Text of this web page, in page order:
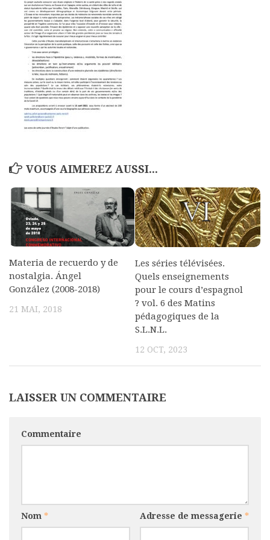
Polifonia
Concours
Programmes
Rapports
Agrégation et Capes
CPGE
Minutes de Fred
Vous abonner / commander un numéro
Vous abonner
Commander un numéro PDF
Commander un numéro papier
VOUS AIMEREZ AUSSI...
Materia de recuerdo y de
nostalgia. Ángel
González (2008-2018)
21 MAI, 2018
Les séries télévisées.
Quels enseignements
pour le cours d’espagnol
? vol. 6 des Matins
pédagogiques de la
S.L.N.L.
12 OCT, 2023
LAISSER UN COMMENTAIRE
Commentaire
Nom * Adresse de messagerie *